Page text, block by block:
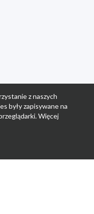
z naszych
były zapisywane na
Więcej